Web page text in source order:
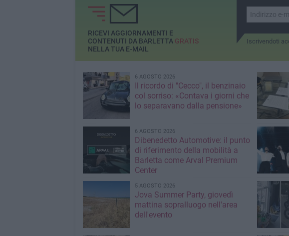
Iscrivendoti
RICEVI AGGIORNAMENTI E
CONTENUTI DA BARLETTA GRATIS
NELLA TUA E-MAIL
6 AGOSTO 2026
Il ricordo di "Cecco", il benzinaio
col sorriso: «Contava i giorni che
lo separavano dalla pensione»
6 AGOSTO 2026
Dibenedetto Automotive: il punto
di riferimento della mobilità a
Barletta come Arval Premium
Center
5 AGOSTO 2026
Jova Summer Party, giovedì
mattina sopralluogo nell'area
dell'evento